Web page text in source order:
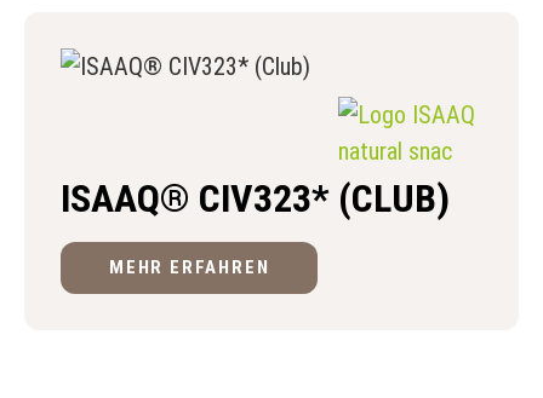
ISAAQ® CIV323* (CLUB)
MEHR ERFAHREN